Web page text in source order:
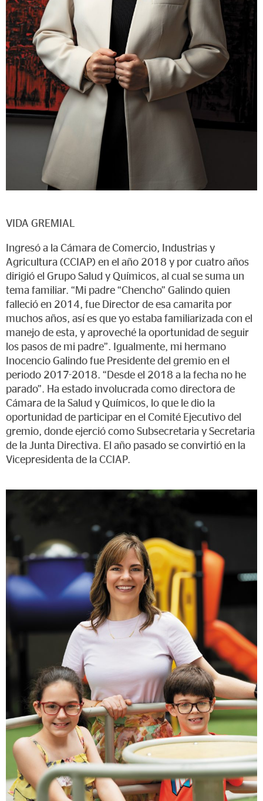
VIDA GREMIAL
Ingresó a la Cámara de Comercio, Industrias y
Agricultura (CCIAP) en el año 2018 y por cuatro años
dirigió el Grupo Salud y Químicos, al cual se suma un
tema familiar. “Mi padre “Chencho” Galindo quien
falleció en 2014, fue Director de esa camarita por
muchos años, así es que yo estaba familiarizada con el
manejo de esta, y aproveché la oportunidad de seguir
los pasos de mi padre”. Igualmente, mi hermano
Inocencio Galindo fue Presidente del gremio en el
periodo 2017-2018. “Desde el 2018 a la fecha no he
parado”. Ha estado involucrada como directora de
Cámara de la Salud y Químicos, lo que le dio la
oportunidad de participar en el Comité Ejecutivo del
gremio, donde ejerció como Subsecretaria y Secretaria
de la Junta Directiva. El año pasado se convirtió en la
Vicepresidenta de la CCIAP.